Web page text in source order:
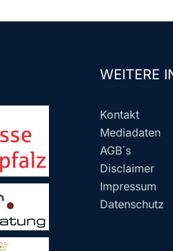
WEITERE
Kontakt
Mediadaten
AGB´s
Disclaimer
Impressum
Datenschutz